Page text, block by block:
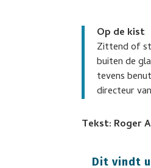
Op de kist
Zittend of
buiten de
tevens
directeur
Tekst: Roger
Dit vindt